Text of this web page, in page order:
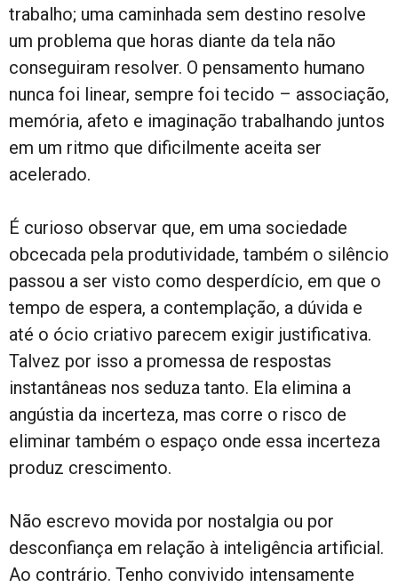
trabalho; uma caminhada sem destino resolve
um problema que horas diante da tela não
conseguiram resolver. O pensamento humano
nunca foi linear, sempre foi tecido – associação,
memória, afeto e imaginação trabalhando juntos
em um ritmo que dificilmente aceita ser
acelerado.
É curioso observar que, em uma sociedade
obcecada pela produtividade, também o silêncio
passou a ser visto como desperdício, em que o
tempo de espera, a contemplação, a dúvida e
até o ócio criativo parecem exigir justificativa.
Talvez por isso a promessa de respostas
instantâneas nos seduza tanto. Ela elimina a
angústia da incerteza, mas corre o risco de
eliminar também o espaço onde essa incerteza
produz crescimento.
Não escrevo movida por nostalgia ou por
desconfiança em relação à inteligência artificial.
Ao contrário. Tenho convivido intensamente